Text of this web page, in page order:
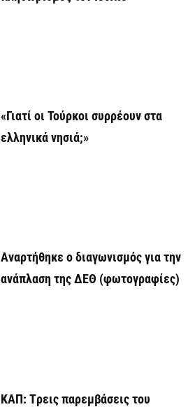
«Γιατί οι Τούρκοι συρρέουν στα
ελληνικά νησιά;»
Αναρτήθηκε o διαγωνισμός για την
ανάπλαση της ΔΕΘ (φωτογραφίες)
ΚΑΠ: Tρεις παρεμβάσεις του